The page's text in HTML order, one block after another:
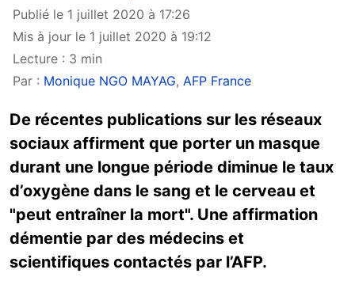
Publié le 1 juillet 2020 à 17:26
Mis à jour le 1 juillet 2020 à 19:12
Lecture : 3 min
Par : Monique NGO MAYAG, AFP France
De récentes publications sur les réseaux
sociaux affirment que porter un masque
durant une longue période diminue le taux
d’oxygène dans le sang et le cerveau et
"peut entraîner la mort". Une affirmation
démentie par des médecins et
scientifiques contactés par l’AFP.